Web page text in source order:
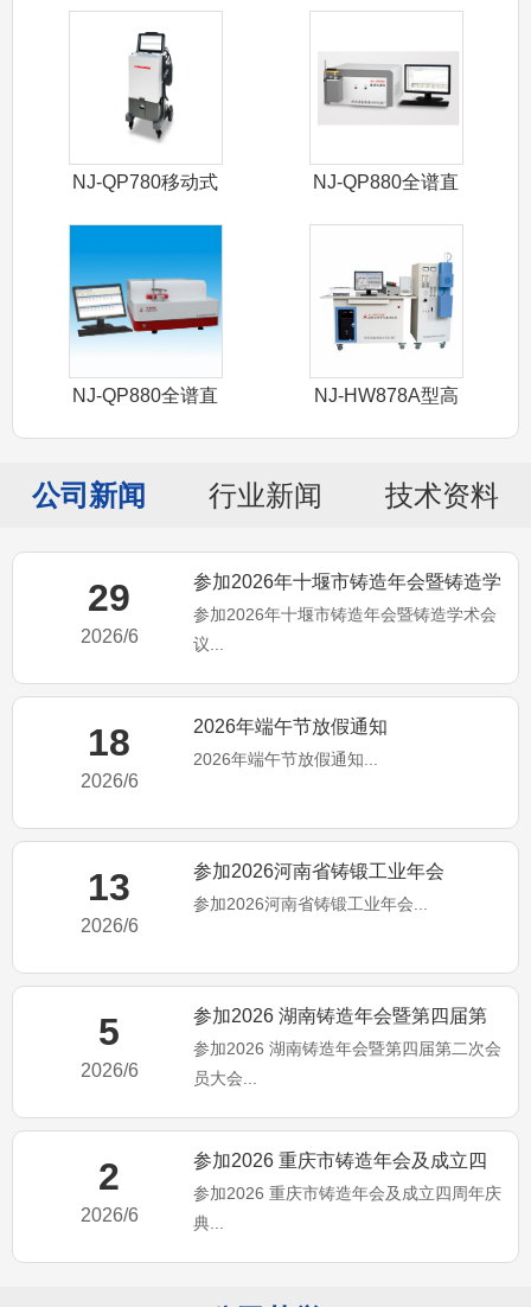
NJ-QP780移动式
NJ-QP880全谱直
NJ-QP880全谱直
NJ-HW878A型高
公司新闻 行业新闻 技术资料
29
2026/6
参加2026年十堰市铸造年会暨铸造学
术会议
参加2026年十堰市铸造年会暨铸造学术会
议...
18
2026/6
2026年端午节放假通知
2026年端午节放假通知...
13
2026/6
参加2026河南省铸锻工业年会
参加2026河南省铸锻工业年会...
5
2026/6
参加2026 湖南铸造年会暨第四届第
二次会员大会
参加2026 湖南铸造年会暨第四届第二次会
员大会...
2
2026/6
参加2026 重庆市铸造年会及成立四
周年庆典
参加2026 重庆市铸造年会及成立四周年庆
典...